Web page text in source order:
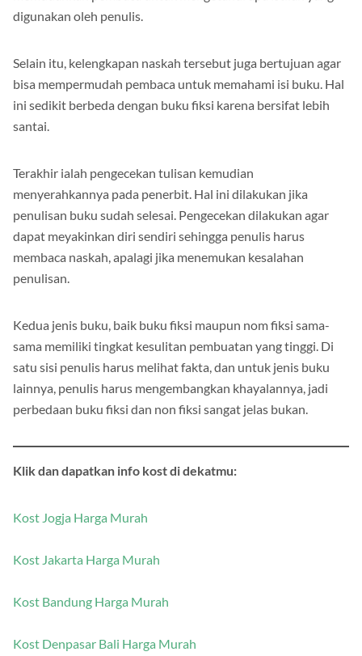
memudahkan pembaca untuk mengetahui apa istilah yang
Selain itu, kelengkapan naskah tersebut juga bertujuan agar
bisa mempermudah pembaca untuk memahami isi buku. Hal
ini sedikit berbeda dengan buku fiksi karena bersifat lebih
Terakhir ialah pengecekan tulisan kemudian
menyerahkannya pada penerbit. Hal ini dilakukan jika
penulisan buku sudah selesai. Pengecekan dilakukan agar
dapat meyakinkan diri sendiri sehingga penulis harus
membaca naskah, apalagi jika menemukan kesalahan
Kedua jenis buku, baik buku fiksi maupun nom fiksi sama-
sama memiliki tingkat kesulitan pembuatan yang tinggi. Di
satu sisi penulis harus melihat fakta, dan untuk jenis buku
lainnya, penulis harus mengembangkan khayalannya, jadi